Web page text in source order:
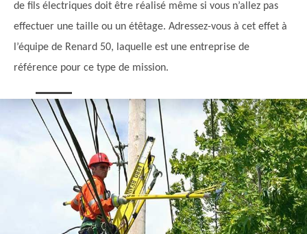
de fils électriques doit être réalisé même si vous n’allez pas
effectuer une taille ou un étêtage. Adressez-vous à cet effet à
l’équipe de Renard 50, laquelle est une entreprise de
référence pour ce type de mission.